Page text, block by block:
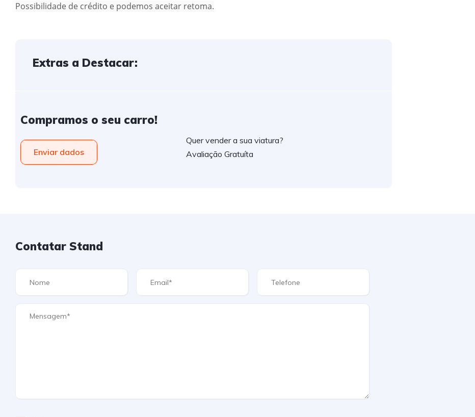
Possibilidade de crédito e podemos aceitar retoma.
Extras a Destacar:
Compramos o seu carro!
Enviar dados
Quer vender a sua viatura?
Avaliação Gratuíta
Contatar Stand